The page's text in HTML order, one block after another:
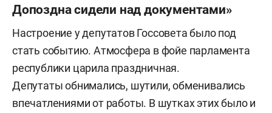
Допоздна сидели над документами»
Настроение у депутатов Госсовета было под
стать событию. Атмосфера в фойе парламента
республики царила праздничная.
Депутаты обнимались, шутили, обменивались
впечатлениями от работы. В шутках этих было и